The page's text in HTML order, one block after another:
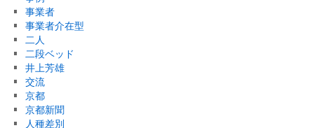
事業者
事業者介在型
二人
二段ベッド
井上芳雄
交流
京都
京都新聞
人種差別